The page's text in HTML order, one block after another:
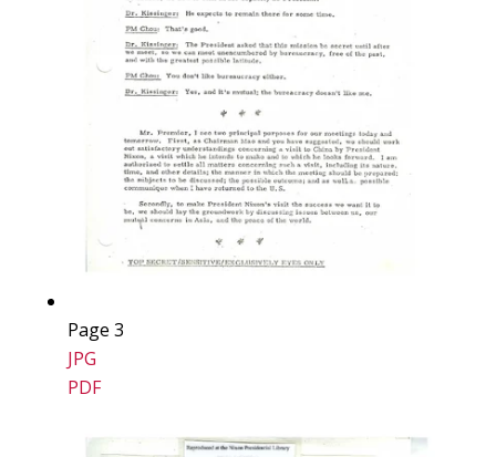
Page 3
JPG
PDF